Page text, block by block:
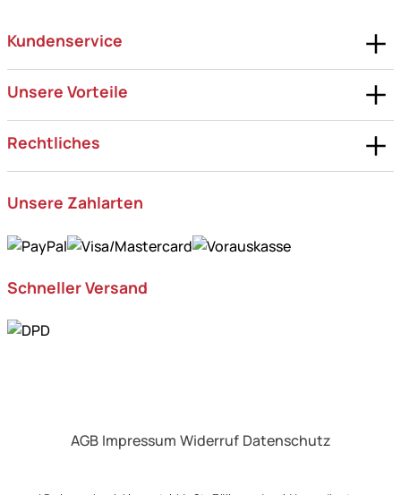
Kundenservice
Unsere Vorteile
Rechtliches
Unsere Zahlarten
Schneller Versand
AGB Impressum Widerruf Datenschutz